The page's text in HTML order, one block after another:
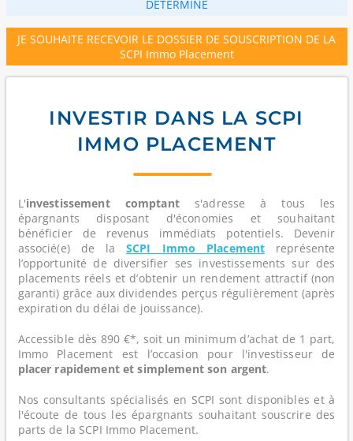
DÉTERMINÉ
JE SOUHAITE RECEVOIR LE DOSSIER DE SOUSCRIPTION DE LA
SCPI Immo Placement
INVESTIR DANS LA SCPI
IMMO PLACEMENT
L'investissement comptants'adresse à tous les
épargnants disposant d'économies et souhaitant
bénéficier de revenus immédiats potentiels. Devenir
associé(e) de laSCPI Immo Placement représente
l’opportunité de diversifier ses investissements sur des
placements réels et d’obtenir un rendement attractif (non
garanti) grâce aux dividendes perçus régulièrement (après
expiration du délai de jouissance).
Accessible dès 890 €*, soit un minimum d’achat de 1 part,
Immo Placement est l’occasion pour l'investisseur de
placer rapidement et simplement son argent.
Nos consultants spécialisés en SCPI sont disponibles et à
l'écoute de tous les épargnants souhaitant souscrire des
parts de la SCPI Immo Placement.